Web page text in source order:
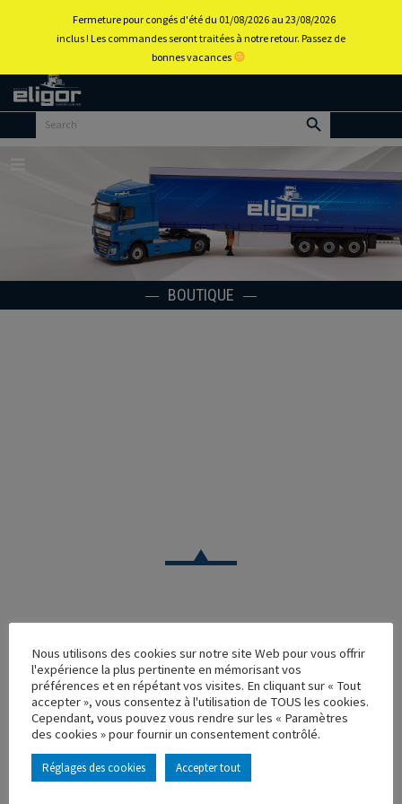
Retour
BOUTIQUE
VOITURE
CITROEN 500KG « PHILIPS »
Réf. : 100097
Rupture de stock
Caractéristique principales :
Nous utilisons des cookies sur notre site Web pour vous offrir
l'expérience la plus pertinente en mémorisant vos
préférences et en répétant vos visites. En cliquant sur « Tout
accepter », vous consentez à l'utilisation de TOUS les cookies.
Cependant, vous pouvez vous rendre sur les « Paramètres
des cookies » pour fournir un consentement contrôlé.
Réglages des cookies Accepter tout
Fermeture pour congés d'été du 01/08/2026 au 23/08/2026
inclus ! Les commandes seront traitées à notre retour. Passez de
bonnes vacances